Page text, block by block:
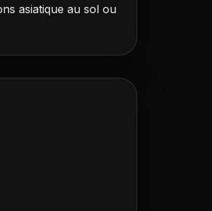
asiatique au sol ou